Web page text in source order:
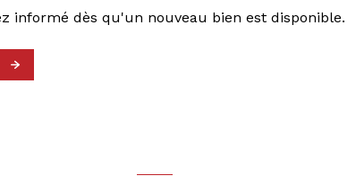
informé dès qu'un nouveau bien est disponible.